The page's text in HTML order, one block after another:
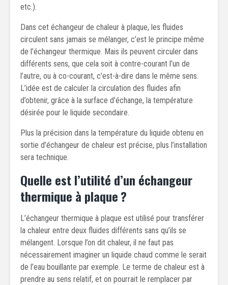
etc.).
Dans cet échangeur de chaleur à plaque, les fluides
circulent sans jamais se mélanger, c’est le principe même
de l’échangeur thermique. Mais ils peuvent circuler dans
différents sens, que cela soit à contre-courant l’un de
l’autre, ou à co-courant, c’est-à-dire dans le même sens.
L’idée est de calculer la circulation des fluides afin
d’obtenir, grâce à la surface d’échange, la température
désirée pour le liquide secondaire.
Plus la précision dans la température du liquide obtenu en
sortie d’échangeur de chaleur est précise, plus l’installation
sera technique.
Quelle est l’utilité d’un échangeur
thermique à plaque ?
L’échangeur thermique à plaque est utilisé pour transférer
la chaleur entre deux fluides différents sans qu’ils se
mélangent. Lorsque l’on dit chaleur, il ne faut pas
nécessairement imaginer un liquide chaud comme le serait
de l’eau bouillante par exemple. Le terme de chaleur est à
prendre au sens relatif, et on pourrait le remplacer par